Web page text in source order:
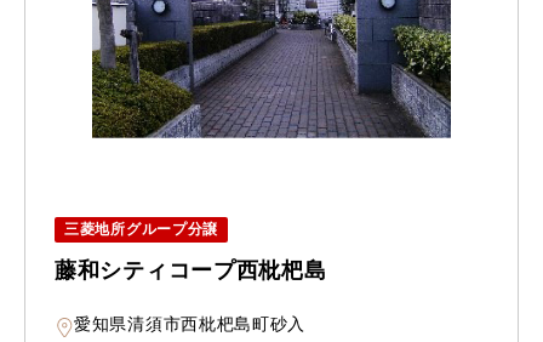
三菱地所グループ分譲
藤和シティコープ西枇杷島
愛知県清須市西枇杷島町砂入